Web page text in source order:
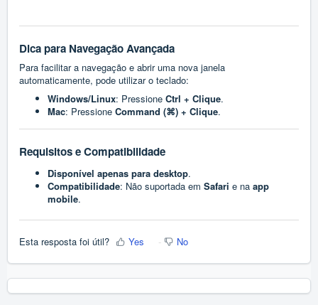
Dica para Navegação Avançada
Para facilitar a navegação e abrir uma nova janela
automaticamente, pode utilizar o teclado:
Windows/Linux: Pressione Ctrl + Clique.
Mac: Pressione Command (⌘) + Clique.
Requisitos e Compatibilidade
Disponível apenas para desktop.
Compatibilidade: Não suportada em Safari e na app
mobile.
Esta resposta foi útil? Yes No